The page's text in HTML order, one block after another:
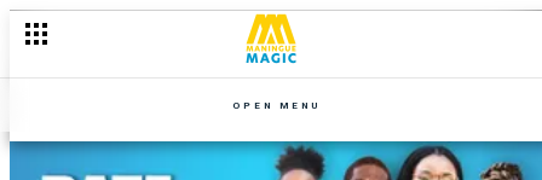
OPEN MENU